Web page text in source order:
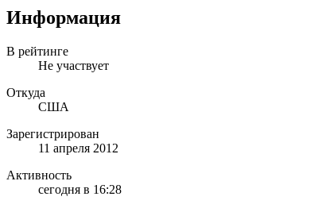
Информация
В рейтинге
Не участвует
Откуда
США
Зарегистрирован
11 апреля 2012
Активность
сегодня в 16:28